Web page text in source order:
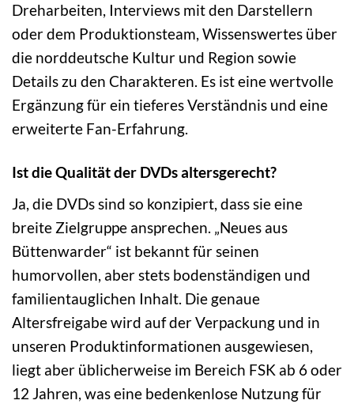
Dreharbeiten, Interviews mit den Darstellern
oder dem Produktionsteam, Wissenswertes über
die norddeutsche Kultur und Region sowie
Details zu den Charakteren. Es ist eine wertvolle
Ergänzung für ein tieferes Verständnis und eine
erweiterte Fan-Erfahrung.
Ist die Qualität der DVDs altersgerecht?
Ja, die DVDs sind so konzipiert, dass sie eine
breite Zielgruppe ansprechen. „Neues aus
Büttenwarder“ ist bekannt für seinen
humorvollen, aber stets bodenständigen und
familientauglichen Inhalt. Die genaue
Altersfreigabe wird auf der Verpackung und in
unseren Produktinformationen ausgewiesen,
liegt aber üblicherweise im Bereich FSK ab 6 oder
12 Jahren, was eine bedenkenlose Nutzung für